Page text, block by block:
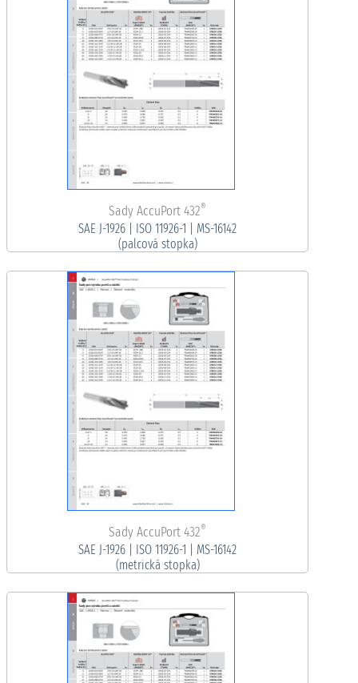
Sady AccuPort 432®
SAE J-1926 | ISO 11926-1 | MS-16142
(palcová stopka)
Sady AccuPort 432®
SAE J-1926 | ISO 11926-1 | MS-16142
(metrická stopka)